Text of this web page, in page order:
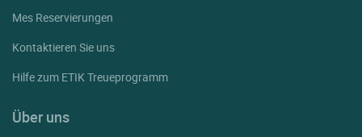
Mes Reservierungen
Kontaktieren Sie uns
Hilfe zum ETIK Treueprogramm
Über uns